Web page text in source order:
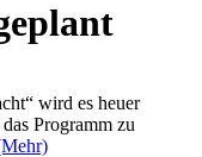
wird es heuer
Programm zu